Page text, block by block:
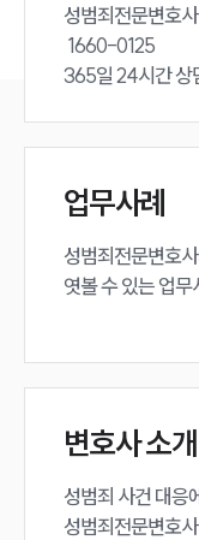
성범죄전문변호사
365일 24시간 상
업무사례
성범죄전문변호
엿볼 수 있는 업무
변호사 소개
성범죄 사건 대응
성범죄전문변호사